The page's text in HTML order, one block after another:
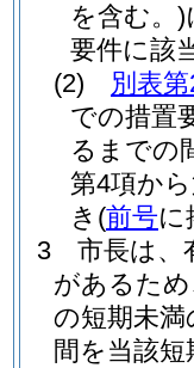
を含む。)
要件に該
(2)
別表
での措置
るまでの
第4項か
き (前号に
3
市長は、
があるた
の短期未
間を当該